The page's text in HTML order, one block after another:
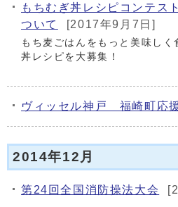
もちむぎ丼レシピコンテス
ついて
[2017年9月7日]
もち麦ごはんをもっと美味しく
丼レシピを大募集！
ヴィッセル神戸 福崎町応
2014年12月
第24回全国消防操法大会